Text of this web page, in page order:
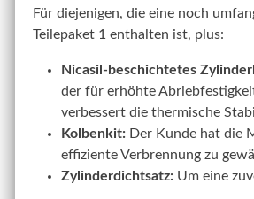
Für diejenigen, die eine noch
Teilepaket 1 enthalten ist, plus:
Nicasil-beschichtetes
der für erhöhte
verbessert die thermische
Kolbenkit: Der Kunde hat die
effiziente Verbrennung zu
Zylinderdichtsatz: Um eine